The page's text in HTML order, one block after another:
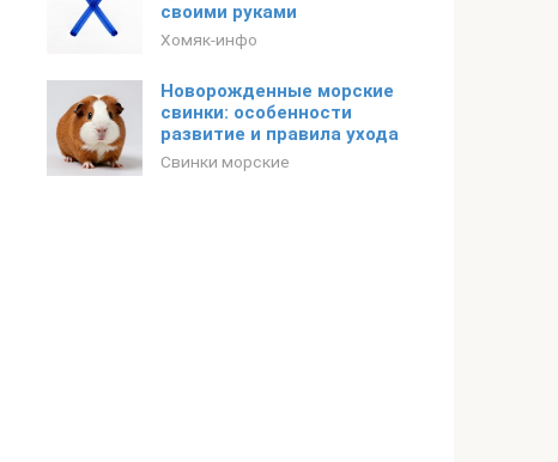
своими руками
Хомяк-инфо
Новорожденные морские
свинки: особенности
развитие и правила ухода
Свинки морские